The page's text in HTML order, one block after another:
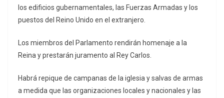
los edificios gubernamentales, las Fuerzas Armadas y los
puestos del Reino Unido en el extranjero.
Los miembros del Parlamento rendirán homenaje a la
Reina y prestarán juramento al Rey Carlos.
Habrá repique de campanas de la iglesia y salvas de armas
a medida que las organizaciones locales y nacionales y las